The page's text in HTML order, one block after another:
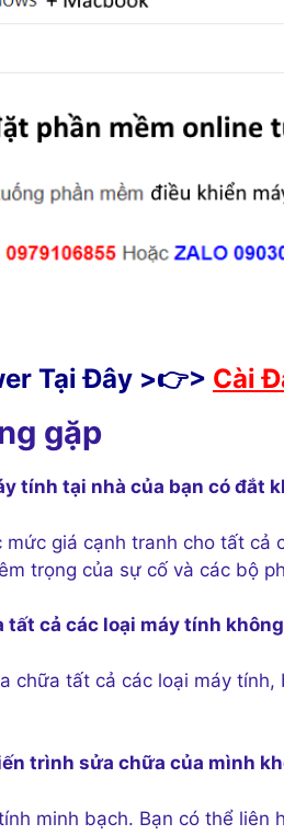
Tại Đây >👉> Cài
gặp
tính tại nhà của bạn có đắt
mức giá cạnh tranh cho tất
trọng của sự cố và các bộ
tất cả các loại máy tính
chữa tất cả các loại máy
trình sửa chữa của mình
minh bạch. Bạn có thể